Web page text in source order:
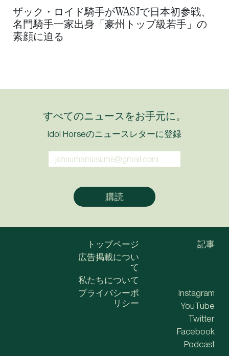
ザック・ロイド騎手がWASJで日本初参戦、
名門騎手一家出身「豪州トップ級若手」の
素顔に迫る
すべてのニュースをお手元に。
Idol Horseのニュースレターに登録
トップページ
広告掲載につい
て
私たちについて
記事
プライバシーポ
リシー
Instagram
YouTube
Twitter
Facebook
Podcast